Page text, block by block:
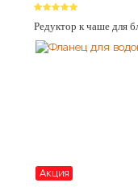
Редуктор к чаше для
Акция